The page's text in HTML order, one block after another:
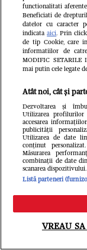
este
Meniu
functionalitati
Beneficiati de
datelor cu caracter
indicataaici. Prin click
de tip Cookie, care
informatiilor de
MODIFIC
mai putin cele legate
Atât noi, cât și
Dezvoltarea și
Utilizarea profilurilor
accesarea
publicității
Utilizarea de date
conținut
Măsurarea
combinații de date
scanarea dispozitivului.
Listă parteneri
VREAU